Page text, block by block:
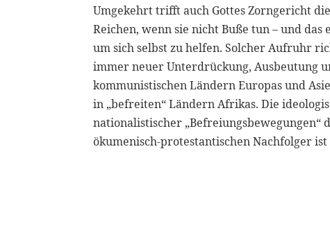
Umgekehrt trifft auch Gottes Zorngericht
Reichen, wenn sie nicht Buße tun – und
um sich selbst zu helfen. Solcher Aufruhr
immer neuer Unterdrückung, Ausbeutung
kommunistischen Ländern Europas und
in „befreiten“ Ländern Afrikas. Die
nationalistischer „Befreiungsbewegungen“
ökumenisch-protestantischen Nachfolger